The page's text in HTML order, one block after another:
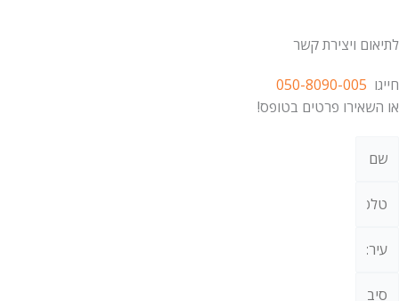
לתיאום ויצירת קשר
חייגו 050-8090-005
או השאירו פרטים בטופס!